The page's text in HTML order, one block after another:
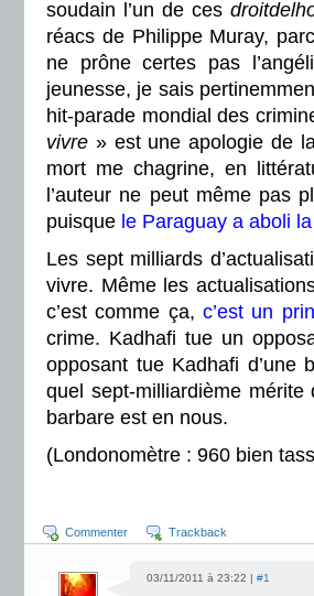
soudain l’un de ces
réacs de Philippe Muray,
ne prône certes pas
jeunesse, je sais
hit-parade mondial des
vivre » est une apologie de
mort me chagrine, en
l’auteur ne peut même pas
puisque le Paraguay a aboli
Les sept milliards
vivre. Même les
c’est comme ça, c’est un
crime. Kadhafi tue un
opposant tue Kadhafi d’une
quel sept-milliardième
barbare est en nous.
(Londonomètre : 960 bien
Commenter Trackback
03/11/2011 à 23:22 | #1